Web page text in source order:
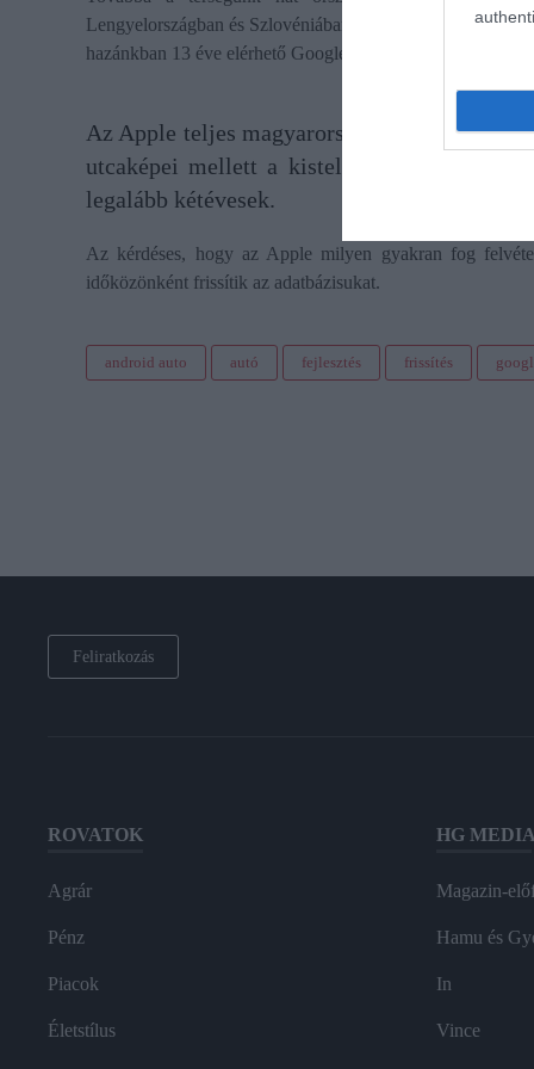
Lengyelországban és Szlovéniában)
vált elérthetővéaz
hazánkban 13 éve elérhető Google Street View Apple-féle
Az Apple teljes magyarországi
utcaképei mellett a kistelepülésekét is
legalább kétévesek.
Az kérdéses, hogy az Apple milyen gyakran fog
időközönként frissítik az adatbázisukat.
android auto autó fejlesztés frissítés
Feliratkozás
ROVATOK
Agrár
Pénz
Piacok
Életstílus
HG MEDIA
Magazin-
Hamu és
In
Vince